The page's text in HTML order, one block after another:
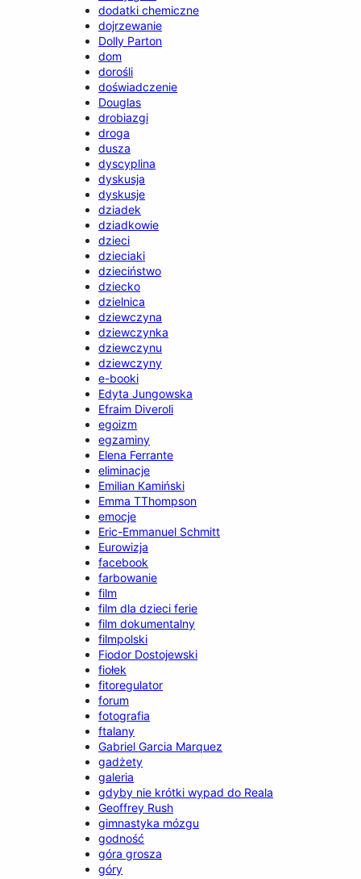
dodatki chemiczne
dojrzewanie
Dolly Parton
dom
dorośli
doświadczenie
Douglas
drobiazgi
droga
dusza
dyscyplina
dyskusja
dyskusje
dziadek
dziadkowie
dzieci
dzieciaki
dzieciństwo
dziecko
dzielnica
dziewczyna
dziewczynka
dziewczynu
dziewczyny
e-booki
Edyta Jungowska
Efraim Diveroli
egoizm
egzaminy
Elena Ferrante
eliminacje
Emilian Kamiński
Emma TThompson
emocje
Eric-Emmanuel Schmitt
Eurowizja
facebook
farbowanie
film
film dla dzieci ferie
film dokumentalny
filmpolski
Fiodor Dostojewski
fiołek
fitoregulator
forum
fotografia
ftalany
Gabriel Garcia Marquez
gadżety
galeria
gdyby nie krótki wypad do Reala
Geoffrey Rush
gimnastyka mózgu
godność
góra grosza
góry